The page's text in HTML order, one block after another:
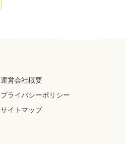
運営会社概要
プライバシーポリシー
サイトマップ